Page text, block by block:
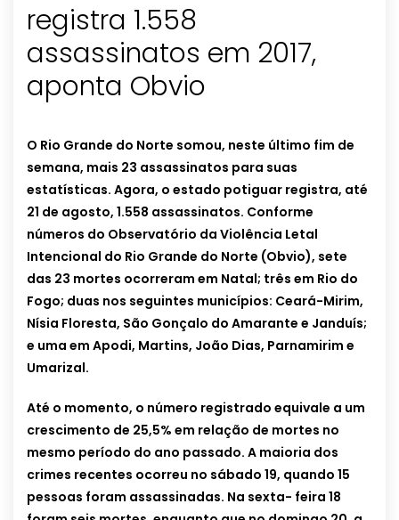
registra 1.558
assassinatos em 2017,
aponta Obvio
O Rio Grande do Norte somou, neste último fim de
semana, mais 23 assassinatos para suas
estatísticas. Agora, o estado potiguar registra, até
21 de agosto, 1.558 assassinatos. Conforme
números do Observatório da Violência Letal
Intencional do Rio Grande do Norte (Obvio), sete
das 23 mortes ocorreram em Natal; três em Rio do
Fogo; duas nos seguintes municípios: Ceará-Mirim,
Nísia Floresta, São Gonçalo do Amarante e Janduís;
e uma em Apodi, Martins, João Dias, Parnamirim e
Umarizal.
Até o momento, o número registrado equivale a um
crescimento de 25,5% em relação de mortes no
mesmo período do ano passado. A maioria dos
crimes recentes ocorreu no sábado 19, quando 15
pessoas foram assassinadas. Na sexta- feira 18